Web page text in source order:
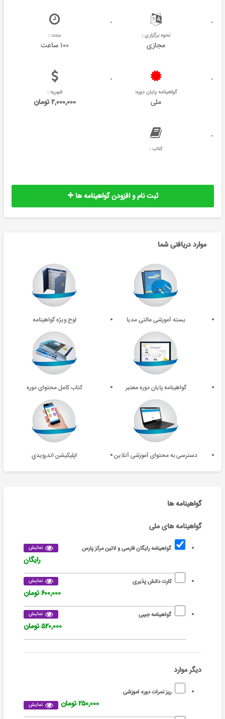
نحوه برگزاری :
مجازی
مدت :
۱۰۰ ساعت
گواهینامه پایان دوره:
ملی
شهریه :
۲,۰۰۰,۰۰۰ تومان
کتاب :
ثبت نام و افزودن گواهینامه ها
موارد دریافتی شما
بسته آموزشی مالتی مدیا لوح ویژه گواهینامه
گواهینامه پایان دوره معتبر کتاب کامل محتوای دوره
دسترسی به محتوای آموزشی آنلاین اپليکيشن اندرويدي
گواهینامه ها
گواهینامه های ملی
گواهینامه رایگان فارسی و لاتین مرکز پارس نمایش
رایگان
کارت دانش پذیری نمایش
۶۰۰,۰۰۰ تومان
گواهینامه جیبی نمایش
۵۲۰,۰۰۰ تومان
دیگر موارد
ریز نمرات دوره آموزشی
نمایش ۲۵۰,۰۰۰ تومان